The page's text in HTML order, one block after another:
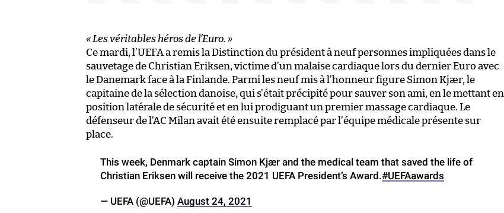
« Les véritables héros de l’Euro. »
Ce mardi, l’UEFA a remis la Distinction du président à neuf personnes impliquées dans le
sauvetage de Christian Eriksen, victime d’un malaise cardiaque lors du dernier Euro avec
le Danemark face à la Finlande. Parmi les neuf mis à l’honneur figure Simon Kjær, le
capitaine de la sélection danoise, qui s’était précipité pour sauver son ami, en le mettant en
position latérale de sécurité et en lui prodiguant un premier massage cardiaque. Le
défenseur de l’AC Milan avait été ensuite remplacé par l’équipe médicale présente sur
place.
This week, Denmark captain Simon Kjær and the medical team that saved the life of
Christian Eriksen will receive the 2021 UEFA President’s Award.#UEFAawards
— UEFA (@UEFA) August 24, 2021